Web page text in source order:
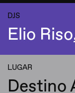
DJS
Elio
LUGAR
Destino